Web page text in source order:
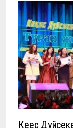
Кеңес